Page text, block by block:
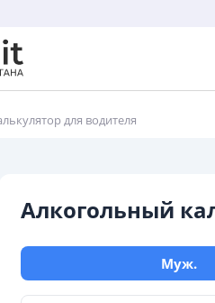
для водителя
Алкогольный
Муж.